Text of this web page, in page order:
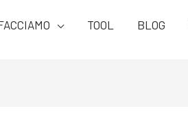
TOOL BLOG